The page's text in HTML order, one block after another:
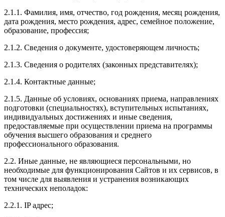
2.1.1. Фамилия, имя, отчество, год рождения, месяц рождения,
дата рождения, место рождения, адрес, семейное положение,
образование, профессия;
2.1.2. Сведения о документе, удостоверяющем личность;
2.1.3. Сведения о родителях (законных представителях);
2.1.4. Контактные данные;
2.1.5. Данные об условиях, основаниях приема, направлениях
подготовки (специальностях), вступительных испытаниях,
индивидуальных достижениях и иные сведения,
предоставляемые при осуществлении приема на программы
обучения высшего образования и среднего
профессионального образования.
2.2. Иные данные, не являющиеся персональными, но
необходимые для функционирования Сайтов и их сервисов, в
том числе для выявления и устранения возникающих
технических неполадок:
2.2.1. IP адрес;